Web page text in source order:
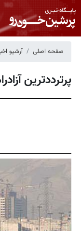
صفحه اصلی آرشیو
پرترددترین